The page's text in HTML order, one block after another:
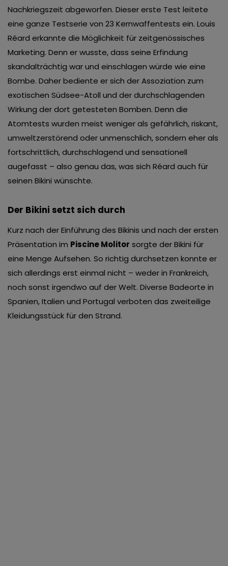
Nachkriegszeit abgeworfen. Dieser erste Test leitete
eine ganze Testserie von 23 Kernwaffentests ein. Louis
Réard erkannte die Möglichkeit für zeitgenössisches
Marketing. Denn er wusste, dass seine Erfindung
skandalträchtig war und einschlagen würde wie eine
Bombe. Daher bediente er sich der Assoziation zum
exotischen Südsee-Atoll und der durchschlagenden
Wirkung der dort getesteten Bomben. Denn die
Atomtests wurden meist weniger als gefährlich, riskant,
umweltzerstörend oder unmenschlich, sondern eher als
fortschrittlich, durchschlagend und sensationell
augefasst – also genau das, was sich Réard auch für
seinen Bikini wünschte.
Der Bikini setzt sich durch
Kurz nach der Einführung des Bikinis und nach der ersten
Präsentation im Piscine Molitor sorgte der Bikini für
eine Menge Aufsehen. So richtig durchsetzen konnte er
sich allerdings erst einmal nicht – weder in Frankreich,
noch sonst irgendwo auf der Welt. Diverse Badeorte in
Spanien, Italien und Portugal verboten das zweiteilige
Kleidungsstück für den Strand.